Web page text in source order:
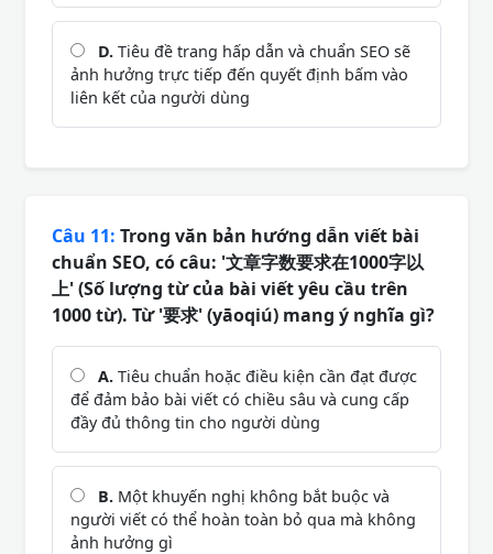
D. Tiêu đề trang hấp dẫn và chuẩn SEO sẽ
ảnh hưởng trực tiếp đến quyết định bấm vào
liên kết của người dùng
Câu 11: Trong văn bản hướng dẫn viết bài
chuẩn SEO, có câu: '文章字数要求在1000字以
上' (Số lượng từ của bài viết yêu cầu trên
1000 từ). Từ '要求' (yāoqiú) mang ý nghĩa gì?
A. Tiêu chuẩn hoặc điều kiện cần đạt được
để đảm bảo bài viết có chiều sâu và cung cấp
đầy đủ thông tin cho người dùng
B. Một khuyến nghị không bắt buộc và
người viết có thể hoàn toàn bỏ qua mà không
ảnh hưởng gì